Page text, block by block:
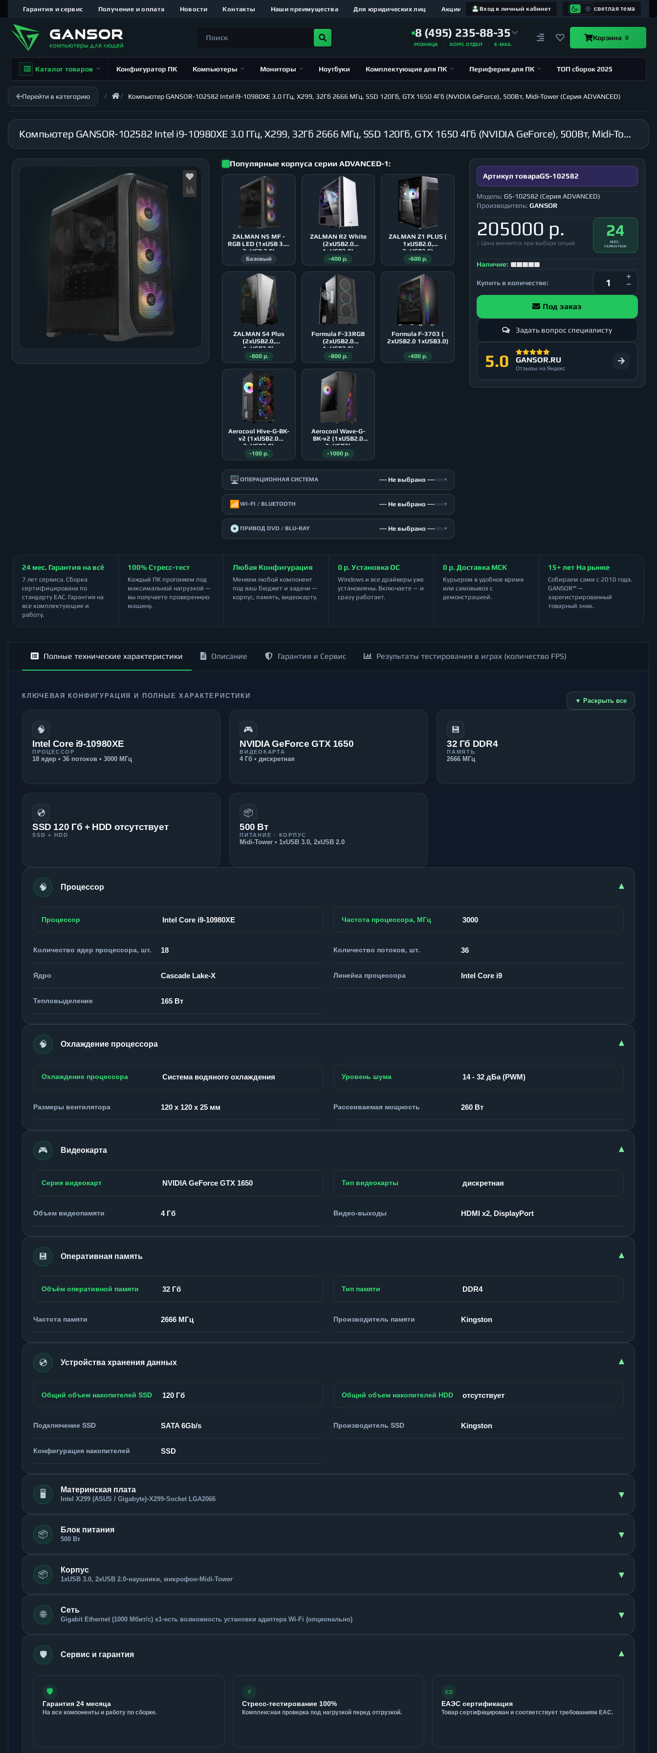
Вход в личный кабинет светлая тема
Гарантия и сервис Получение и оплата Новости Контакты Наши преимущества Для юридических лиц Акции
8 (495) 235-88-35
РОЗНИЦА КОРП. ОТДЕЛ E-MAIL
Корзина 0
Каталог товаров Конфигуратор ПК Компьютеры Мониторы Ноутбуки Комплектующие для ПК Периферия для ПК ТОП сборок 2025
Перейти в категорию Компьютер GANSOR-102582 Intel i9-10980XE 3.0 ГГц, X299, 32Гб 2666 МГц, SSD 120Гб, GTX 1650 4Гб (NVIDIA GeForce), 500Вт, Midi-Tower (Серия ADVANCED)
Компьютер GANSOR-102582 Intel i9-10980XE 3.0 ГГц, X299, 32Гб 2666 МГц, SSD 120Гб, GTX 1650 4Гб (NVIDIA GeForce), 500Вт, Midi-Tower (Серия ADVANCED)
Популярные корпуса серии ADVANCED-1:
ZALMAN N5 MF -
RGB LED (1xUSB 3.0,
2xUSB 2.0)
Базовый
ZALMAN R2 White
(2xUSB2.0
1xUSB3.0)
-400 р.
ZALMAN Z1 PLUS (
1xUSB2.0,
2xUSB3.0)
-600 р.
ZALMAN S4 Plus
(2xUSB2.0,
1xUSB3.0)
-800 р.
Formula F-33RGB
(2xUSB2.0
1xUSB3.0)
-800 р.
Formula F-3703 (
2xUSB2.0 1xUSB3.0)
-400 р.
Aerocool Hive-G-BK-
v2 (1xUSB2.0
2xUSB3.0)
-100 р.
Aerocool Wave-G-
BK-v2 (1xUSB2.0
2xUSB3)
-1000 р.
🖥️ ОПЕРАЦИОННАЯ СИСТЕМА --- Не выбрано --- ▾
📶 WI-FI / BLUETOOTH --- Не выбрано --- ▾
💿 ПРИВОД DVD / BLU-RAY --- Не выбрано --- ▾
Артикул товараGS-102582
Модель: GS-102582 (Серия ADVANCED)
Производитель: GANSOR
205000 р.
↕ Цена меняется при выборе опций
24
МЕС.
ГАРАНТИИ
Наличие:
Купить в количестве:
Под заказ
Задать вопрос специалисту
5.0 GANSOR.RU
Отзывы на Яндекс
24 мес. Гарантия на всё
7 лет сервиса. Сборка
сертифицирована по
стандарту ЕАС. Гарантия на
все комплектующие и
работу.
100% Стресс-тест
Каждый ПК прогоняем под
максимальной нагрузкой —
вы получаете проверенную
машину.
Любая Конфигурация
Меняем любой компонент
под ваш бюджет и задачи —
корпус, память, видеокарту.
0 р. Установка ОС
Windows и все драйверы уже
установлены. Включаете — и
сразу работает.
0 р. Доставка МСК
Курьером в удобное время
или самовывоз с
демонстрацией.
15+ лет На рынке
Собираем сами с 2010 года.
GANSOR™ —
зарегистрированный
товарный знак.
Полные технические характеристики Описание Гарантия и Сервис Результаты тестирования в играх (количество FPS)
КЛЮЧЕВАЯ КОНФИГУРАЦИЯ И ПОЛНЫЕ ХАРАКТЕРИСТИКИ
▼ Раскрыть все
🧠
Intel Core i9-10980XE
ПРОЦЕССОР
18 ядер • 36 потоков • 3000 МГц
🎮
NVIDIA GeForce GTX 1650
ВИДЕОКАРТА
4 Гб • дискретная
💾
32 Гб DDR4
ПАМЯТЬ
2666 МГц
💿
SSD 120 Гб + HDD отсутствует
SSD + HDD
📦
500 Вт
ПИТАНИЕ · КОРПУС
Midi-Tower • 1xUSB 3.0, 2xUSB 2.0
🧠 Процессор ▾
Процессор Intel Core i9-10980XE Частота процессора, МГц 3000
Количество ядер процессора, шт. 18 Количество потоков, шт. 36
Ядро Cascade Lake-X Линейка процессора Intel Core i9
Тепловыделение 165 Вт
🧠 Охлаждение процессора ▾
Охлаждение процессора Система водяного охлаждения Уровень шума 14 - 32 дБа (PWM)
Размеры вентилятора 120 x 120 x 25 мм Рассеиваемая мощность 260 Вт
🎮 Видеокарта ▾
Серия видеокарт NVIDIA GeForce GTX 1650 Тип видеокарты дискретная
Объем видеопамяти 4 Гб Видео-выходы HDMI x2, DisplayPort
💾 Оперативная память ▾
Объём оперативной памяти 32 Гб Тип памяти DDR4
Частота памяти 2666 МГц Производитель памяти Kingston
💿 Устройства хранения данных ▾
Общий объем накопителей SSD 120 Гб Общий объем накопителей HDD отсутствует
Подключение SSD SATA 6Gb/s Производитель SSD Kingston
Конфигурация накопителей SSD
🖥️ Материнская плата
Intel X299 (ASUS / Gigabyte)•X299•Socket LGA2066 ▾
📦 Блок питания
500 Вт ▾
📦 Корпус
1xUSB 3.0, 2xUSB 2.0•наушники, микрофон• Midi-Tower ▾
🌐 Сеть
Gigabit Ethernet (1000 Мбит/с) x1•есть возможность установки адаптера Wi-Fi (опционально) ▾
🛡️ Сервис и гарантия ▾
🛡️
Гарантия 24 месяца
На все компоненты и работу по сборке.
⚡
Стресс-тестирование 100%
Комплексная проверка под нагрузкой перед отгрузкой.
📜
ЕАЭС сертификация
Товар сертифицирован и соответствует требованиям ЕАС.